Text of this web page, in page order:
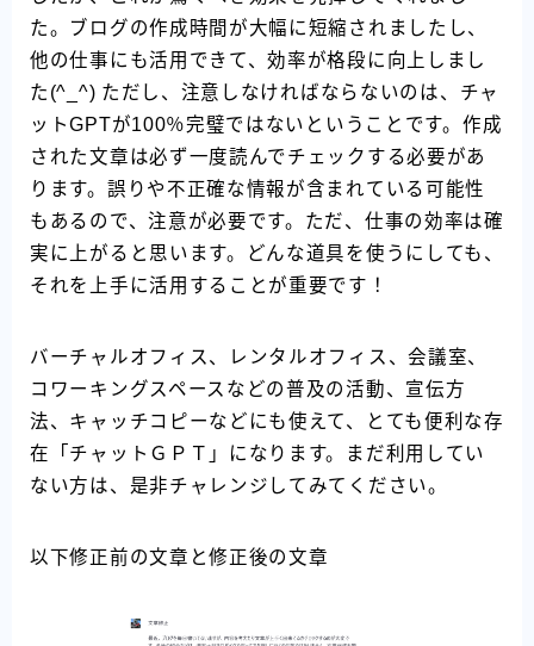
た。ブログの作成時間が大幅に短縮されましたし、
他の仕事にも活用できて、効率が格段に向上しまし
た(^_^) ただし、注意しなければならないのは、チャ
ットGPTが100％完璧ではないということです。作成
された文章は必ず一度読んでチェックする必要があ
ります。誤りや不正確な情報が含まれている可能性
もあるので、注意が必要です。ただ、仕事の効率は確
実に上がると思います。どんな道具を使うにしても、
それを上手に活用することが重要です！
バーチャルオフィス、レンタルオフィス、会議室、
コワーキングスペースなどの普及の活動、宣伝方
法、キャッチコピーなどにも使えて、とても便利な存
在「チャットＧＰＴ」になります。まだ利用してい
ない方は、是非チャレンジしてみてください。
以下修正前の文章と修正後の文章